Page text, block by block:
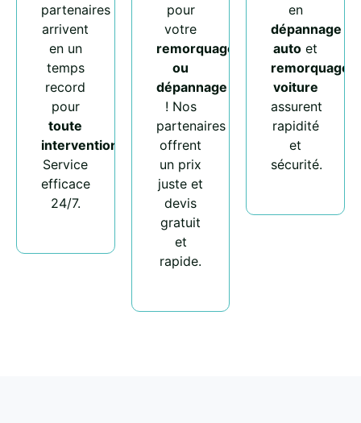
partenaires
arrivent
en un
temps
record
pour
toute
intervention
Service
efficace
24/7.
pour
votre
remorquage
ou
dépannage
! Nos
partenaires
offrent
un prix
juste et
devis
gratuit
et
rapide.
en
dépannage
auto et
remorquage
voiture
assurent
rapidité
et
sécurité.